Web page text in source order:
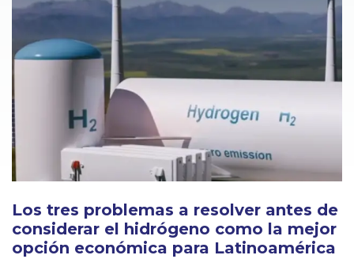
Los tres problemas a resolver antes de
considerar el hidrógeno como la mejor
opción económica para Latinoamérica